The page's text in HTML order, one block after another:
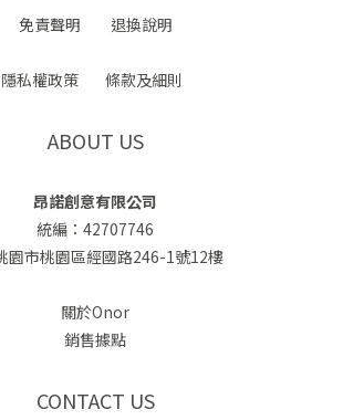
免責聲明 退換說明
隱私權政策 條款及細則
ABOUT US
昂諾創意有限公司
統編：42707746
園市桃園區經國路246-1號12樓
關於Onor
銷售據點
CONTACT US